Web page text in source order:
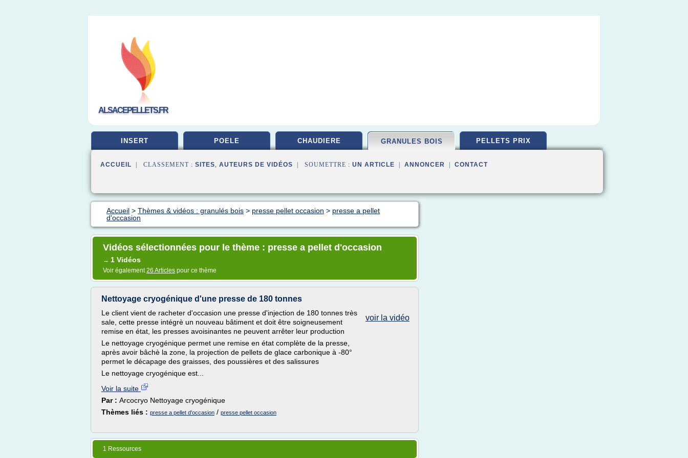
ALSACEPELLETS.FR
INSERT POELE CHAUDIERE GRANULES BOIS PELLETS PRIX
ACCUEIL | CLASSEMENT : SITES, AUTEURS DE VIDÉOS | SOUMETTRE : UN ARTICLE ANNONCER CONTACT
Accueil > Thèmes & vidéos : granulés bois > presse pellet occasion > presse a pellet
d'occasion
Vidéos sélectionnées pour le thème : presse a pellet d'occasion
→ 1 Vidéos
Voir également26 Articles pour ce thème
Nettoyage cryogénique d'une presse de 180 tonnes
voir la vidéo
Le client vient de racheter d'occasion une presse d'injection de 180 tonnes très
sale, cette presse intégrè un nouveau bâtiment et doit être soigneusement
remise en état, les presses avoisinantes ne peuvent arrêter leur production
Le nettoyage cryogénique permet une remise en état complète de la presse,
après avoir bâchè la zone, la projection de pellets de glace carbonique à -80°
permet le décapage des graisses, des poussières et des salissures
Le nettoyage cryogénique est...
Voir la suite
Par : Arcocryo Nettoyage cryogénique
Thèmes liés : presse a pellet d'occasion / presse pellet occasion
1 Ressources